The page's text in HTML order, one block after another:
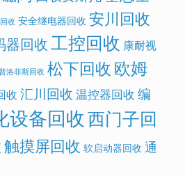
收 安全继电器回收 安川回收
器回收工控回收 康耐视
洛菲斯回收 松下回收欧姆
收 汇川回收 温控器回收 编
设备回收西门子回
触摸屏回收 软启动器回收 通